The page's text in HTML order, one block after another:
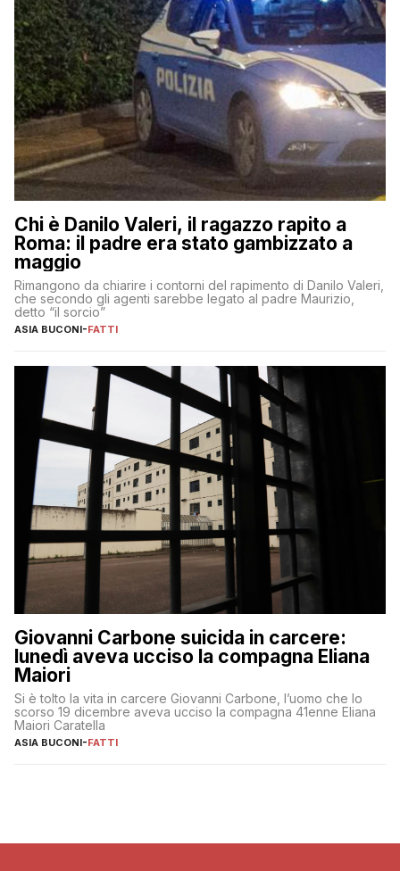
Chi è Danilo Valeri, il ragazzo rapito a
Roma: il padre era stato gambizzato a
maggio
Rimangono da chiarire i contorni del rapimento di Danilo Valeri,
che secondo gli agenti sarebbe legato al padre Maurizio,
detto “il sorcio”
ASIA BUCONI-FATTI
Giovanni Carbone suicida in carcere:
lunedì aveva ucciso la compagna Eliana
Maiori
Si è tolto la vita in carcere Giovanni Carbone, l’uomo che lo
scorso 19 dicembre aveva ucciso la compagna 41enne Eliana
Maiori Caratella
ASIA BUCONI-FATTI